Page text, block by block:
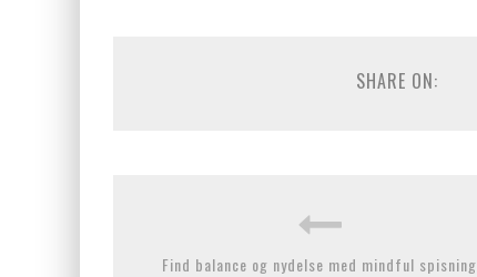
SHARE ON:
Find balance og nydelse med mindful spisning